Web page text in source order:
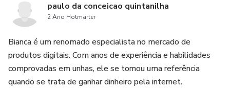
paulo da conceicao quintanilha
2 Ano Hotmarter
Bianca é um renomado especialista no mercado de
produtos digitais. Com anos de experiência e habilidades
comprovadas em unhas, ele se tornou uma referência
quando se trata de ganhar dinheiro pela internet.